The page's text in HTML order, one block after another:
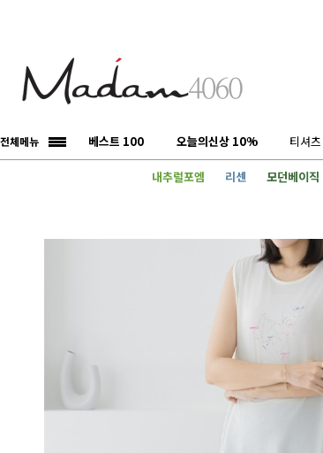
전체메뉴 베스트 100 오늘의신상 10% 티셔츠
내추럴포엠 리센 모던베이직